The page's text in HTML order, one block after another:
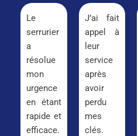
Le
serrurier
a
résolue
mon
urgence
en étant
rapide et
efficace.
J’ai fait
appel à
leur
service
après
avoir
perdu
mes
clés.